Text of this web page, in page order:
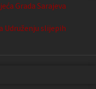
Grada Sarajeva
Udruženju slijepih